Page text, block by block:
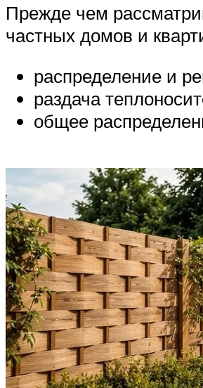
Прежде чем
частных домов и
распределение и
раздача
общее